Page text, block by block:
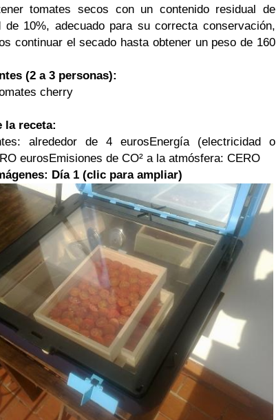
tomates secos con un contenido residual de
de 10%, adecuado para su correcta conservación,
continuar el secado hasta obtener un peso de 160
(2 a 3 personas):
cherry
la receta:
alrededor de 4 eurosEnergía (electricidad o
eurosEmisiones de CO² a la atmósfera: CERO
Día 1 (clic para ampliar)